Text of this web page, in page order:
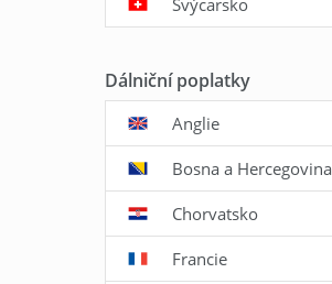
Švýcarsko
Dálniční poplatky
Anglie
Bosna a Hercegovina
Chorvatsko
Francie